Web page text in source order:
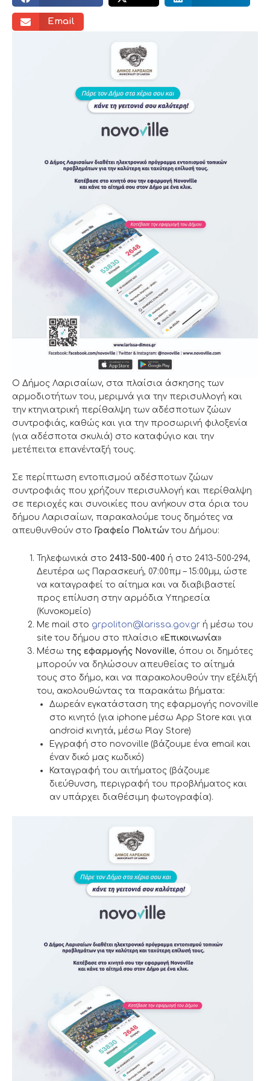
Email
Ο Δήμος Λαρισαίων, στα πλαίσια άσκησης των
αρμοδιοτήτων του, μεριμνά για την περισυλλογή και
την κτηνιατρική περίθαλψη των αδέσποτων ζώων
συντροφιάς, καθώς και για την προσωρινή φιλοξενία
(για αδέσποτα σκυλιά) στο καταφύγιο και την
μετέπειτα επανένταξή τους.
Σε περίπτωση εντοπισμού αδέσποτων ζώων
συντροφιάς που χρήζουν περισυλλογή και περίθαλψη
σε περιοχές και συνοικίες που ανήκουν στα όρια του
δήμου Λαρισαίων, παρακαλούμε τους δημότες να
απευθυνθούν στο Γραφείο Πολιτών του Δήμου:
Τηλεφωνικά στο2413-500-400 ή στο 2413-500-294,
Δευτέρα ως Παρασκευή, 07:00πμ – 15:00μμ, ώστε
να καταγραφεί το αίτημα και να διαβιβαστεί
προς επίλυση στην αρμόδια Υπηρεσία
(Κυνοκομείο)
Με mail στο grpoliton@larissa.gov.gr ή μέσω του
site του δήμου στο πλαίσιο « Επικοινωνία»
Μέσωτης εφαρμογής Novoville, όπου οι δημότες
μπορούν να δηλώσουν απευθείας το αίτημά
τους στο δήμο, και να παρακολουθούν την εξέλιξή
του, ακολουθώντας τα παρακάτω βήματα:
Δωρεάν εγκατάσταση της εφαρμογής novoville
στο κινητό (για iphone μέσω App Store και για
android κινητά, μέσω Play Store)
Εγγραφή στο novoville (βάζουμε ένα email και
έναν δικό μας κωδικό)
Καταγραφή του αιτήματος (βάζουμε
διεύθυνση, περιγραφή του προβλήματος και
αν υπάρχει διαθέσιμη φωτογραφία).